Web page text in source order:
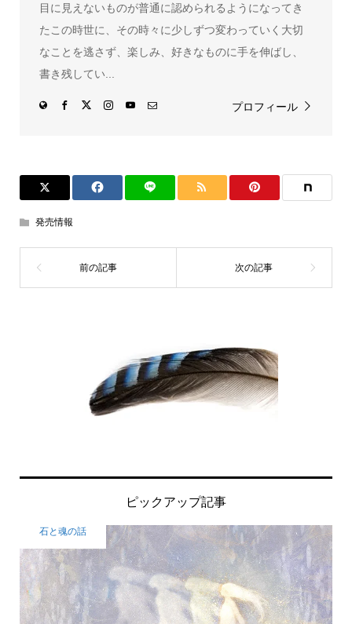
目に見えないものが普通に認められるようになってき
たこの時世に、その時々に少しずつ変わっていく大切
なことを逃さず、楽しみ、好きなものに手を伸ばし、
書き残してい...
プロフィール
発売情報
ピックアップ記事
石と魂の話